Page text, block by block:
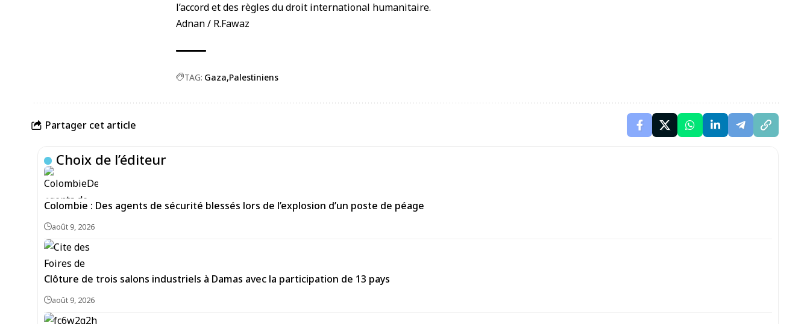
l’accord et des règles du droit international humanitaire.
Adnan / R.Fawaz
TAG: Gaza Palestiniens
Partager cet article
Choix de l’éditeur
Colombie : Des agents de sécurité blessés lors de l’explosion d’un poste de péage
août 9, 2026
Clôture de trois salons industriels à Damas avec la participation de 13 pays
août 9, 2026